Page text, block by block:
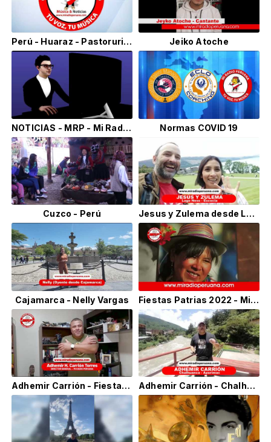
Perú - Huaraz - Pastoruri - Ray Chan Jeiko Atoche
NOTICIAS - MRP - Mi Radio Peruana Normas COVID 19
Cuzco - Perú Jesus y Zulema desde Lago Ness Escocia
Cajamarca - Nelly Vargas Fiestas Patrias 2022 - Mi Radio Peruana
Adhemir Carrión - Fiestas Patrias Adhemir Carrión - Chalhuanca Apurimac